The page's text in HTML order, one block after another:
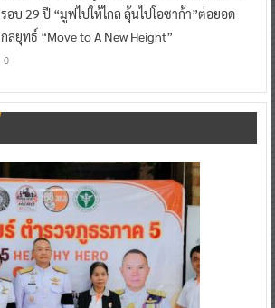
รอบ 29 ปี “มูฟไปให้ไกล ลุ้นไปโอซาก้า”ต่อยอด
กลยุทธ์ “Move to A New Height”
0